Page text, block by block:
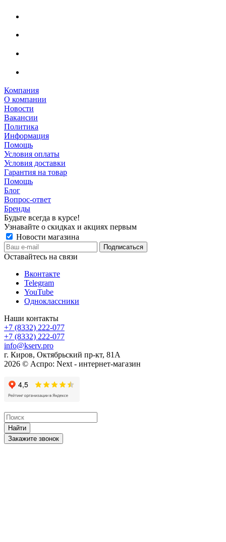
Компания
О компании
Новости
Вакансии
Политика
Информация
Помощь
Условия оплаты
Условия доставки
Гарантия на товар
Помощь
Блог
Вопрос-ответ
Бренды
Будьте всегда в курсе!
Узнавайте о скидках и акциях первым
Новости магазина
Оставайтесь на связи
Вконтакте
Telegram
YouTube
Одноклассники
Наши контакты
+7 (8332) 222-077
+7 (8332) 222-077
info@kserv.pro
г. Киров, Октябрьский пр-кт, 81А
2026 © Аспро: Next - интернет-магазин
Найти
Закажите звонок